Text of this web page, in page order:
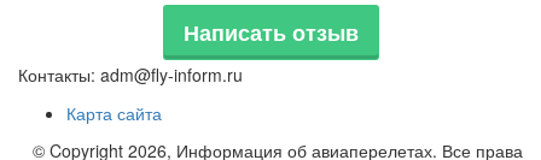
Написать отзыв
Контакты: adm@fly-inform.ru
Карта сайта
© Copyright 2026, Информация об авиаперелетах. Все права